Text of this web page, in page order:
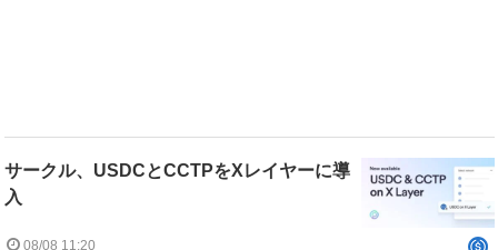
サークル、USDCとCCTPをXレイヤーに導
入
08/08 11:20